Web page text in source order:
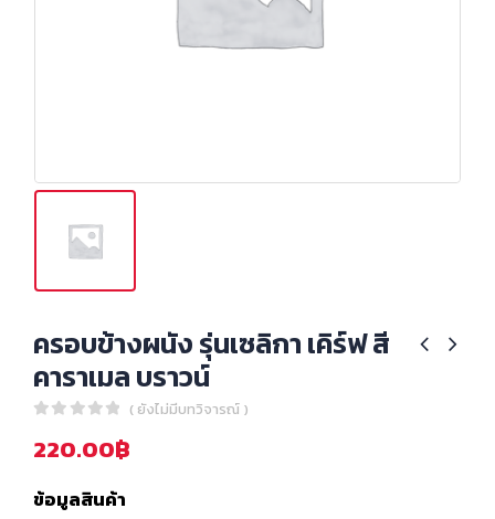
ครอบข้างผนัง รุ่นเซลิกา เคิร์ฟ สี
คาราเมล บราวน์
( ยังไม่มีบทวิจารณ์ )
220.00฿
ข้อมูลสินค้า